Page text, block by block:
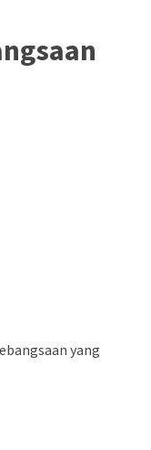
yang